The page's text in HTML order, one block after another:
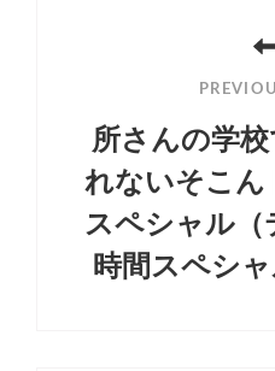
所さんの学
れないそこん
スペシャル（
時間スペシ